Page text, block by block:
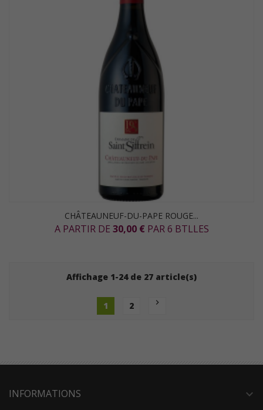
CHÂTEAUNEUF-DU-PAPE ROUGE...
A PARTIR DE 30,00 € PAR 6 BTLLES
Affichage 1-24 de 27 article(s)
1 2 chevron_right
INFORMATIONS expand_more